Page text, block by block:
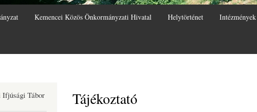
Kemencei Közös Önkormányzati Hivatal Helytörténet Intézmények
Tábor
Tájékoztató